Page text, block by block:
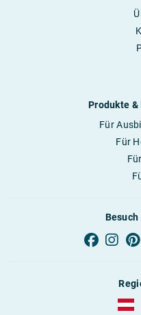
Produkte
Für
Für
Besuch